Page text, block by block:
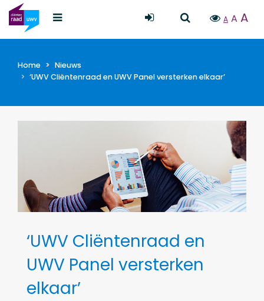
A A A
Home
Nieuws
‘UWV Cliëntenraad en UWV Panel versterken elkaar’
‘UWV Cliëntenraad en
UWV Panel versterken
elkaar’